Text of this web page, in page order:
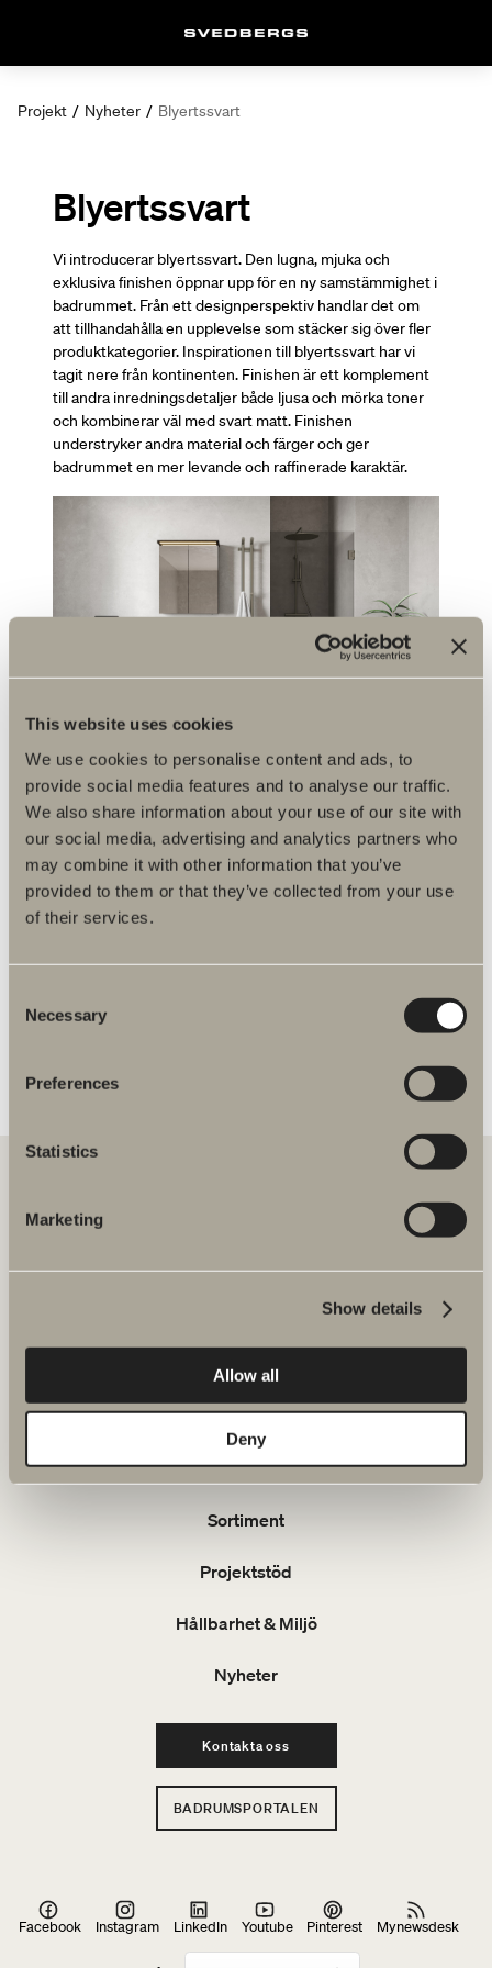
This website uses cookies
We use cookies to personalise content and ads, to
provide social media features and to analyse our traffic.
We also share information about your use of our site with
our social media, advertising and analytics partners who
may combine it with other information that you’ve
provided to them or that they’ve collected from your use
of their services.
Selection
Necessary
Preferences
Statistics
Marketing
Show details
Allow all
Deny
Projekt / Nyheter / Blyertssvart
Blyertssvart
Vi introducerar blyertssvart. Den lugna, mjuka och
exklusiva finishen öppnar upp för en ny samstämmighet i
badrummet. Från ett designperspektiv handlar det om
att tillhandahålla en upplevelse som stäcker sig över fler
produktkategorier. Inspirationen till blyertssvart har vi
tagit nere från kontinenten. Finishen är ett komplement
till andra inredningsdetaljer både ljusa och mörka toner
och kombinerar väl med svart matt. Finishen
understryker andra material och färger och ger
badrummet en mer levande och raffinerade karaktär.
DUSCHAR I BLYERTSSVART
TAKDUSCHAR I BLYERTSSVART
Du kanske är intresserad av
minska klimatpåverkan
Att samarbeta med Svedbergs är tryggt, smidigt och hållbart.
matchar – oavsett storlek eller stil på badrummet och bostaden.
Verkstadsvägen 1, 514 60 Dalstorp
E-post: projekt@svedbergs.se
Vanliga frågor & svar
Sortiment
Projektstöd
Hållbarhet & Miljö
Nyheter
Kontakta oss
BADRUMSPORTALEN
Facebook Instagram LinkedIn Youtube Pinterest Mynewsdesk